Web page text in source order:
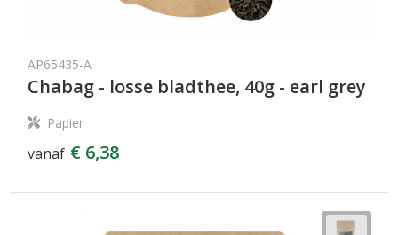
AP65435-A
Chabag - losse bladthee, 40g - earl grey
Papier
vanaf € 6,38